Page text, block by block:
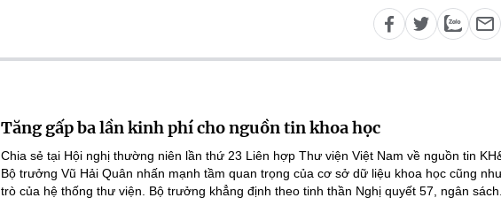
Tăng gấp ba lần kinh phí cho nguồn tin khoa học
Chia sẻ tại Hội nghị thường niên lần thứ 23 Liên hợp Thư viện Việt Nam về nguồn tin
Bộ trưởng Vũ Hải Quân nhấn mạnh tầm quan trọng của cơ sở dữ liệu khoa học cũng
trò của hệ thống thư viện. Bộ trưởng khẳng định theo tinh thần Nghị quyết 57, ngân